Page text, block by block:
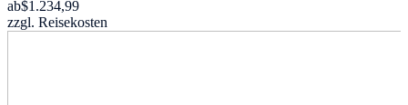
ab$1.234,99
zzgl. Reisekosten